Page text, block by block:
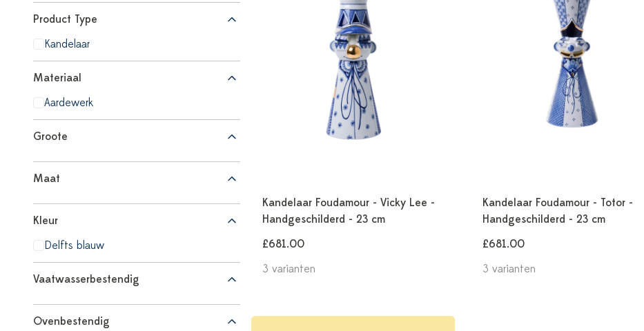
Product Type
Kandelaar
Materiaal
Aardewerk
Groote
Maat
Kleur
Delfts blauw
Vaatwasserbestendig
Ovenbestendig
Kandelaar Foudamour - Vicky Lee -
Handgeschilderd - 23 cm
£681.00
3 varianten
Kandelaar Foudamour - Totor -
Handgeschilderd - 23 cm
£681.00
3 varianten